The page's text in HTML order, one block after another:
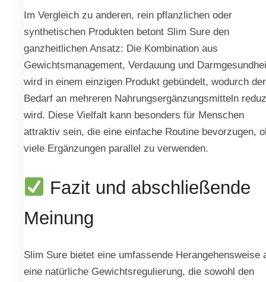
Im Vergleich zu anderen, rein pflanzlichen oder
synthetischen Produkten betont Slim Sure den
ganzheitlichen Ansatz: Die Kombination aus
Gewichtsmanagement, Verdauung und
wird in einem einzigen Produkt gebündelt, wodurch der
Bedarf an mehreren Nahrungsergänzungsmitteln
wird. Diese Vielfalt kann besonders für Menschen
attraktiv sein, die eine einfache Routine bevorzugen,
viele Ergänzungen parallel zu verwenden.
Fazit und abschließende
Meinung
Slim Sure bietet eine umfassende Herangehensweise
eine natürliche Gewichtsregulierung, die sowohl den